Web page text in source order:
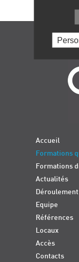
Navigation
Accueil
Formations
Formations
Actualités
Equipe
Références
Locaux
Accès
Contacts